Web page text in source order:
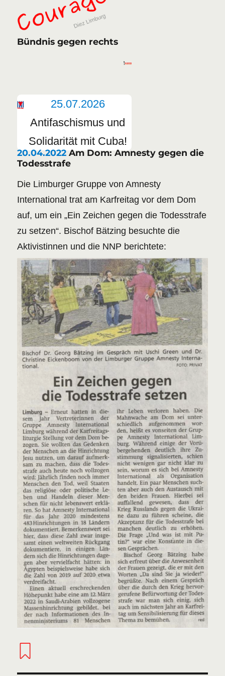
Bündnis gegen rechts
25.07.2026
Antifaschismus und
Solidarität mit Cuba!
20.04.2022 Am Dom: Amnesty gegen die
Todesstrafe
Die Limburger Gruppe von Amnesty
International trat am Karfreitag vor dem Dom
auf, um ein „Ein Zeichen gegen die Todesstrafe
zu setzen“. Bischof Bätzing besuchte die
Aktivistinnen und die NNP berichtete: